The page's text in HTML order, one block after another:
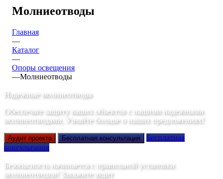
Молниеотводы
Главная
—
Каталог
—
Опоры освещения
—Молниеотводы
Надежные молниеотводы
Обеспечьте защиту ваших объектов с нашими надежными
молниеотводами. Узнайте больше о наших предложениях!
Аудит проекта Бесплатная консультация
Бесплатная
консультация
Безопасность начинается с правильной установки
молниеотводов! Закажите аудит